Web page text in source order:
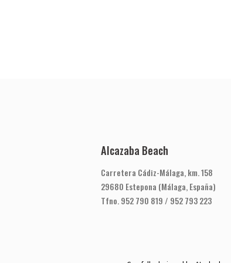
Alcazaba Beach
Carretera Cádiz-Málaga, km. 158
29680 Estepona (Málaga, España)
Tfno. 952 790 819 / 952 793 223